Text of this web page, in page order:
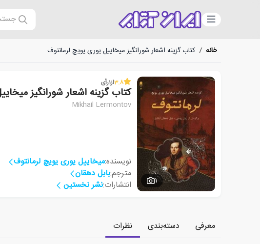
دسته‌بندی
خانه / کتاب گزینه اشعار شورانگیز میخاییل یوری یویچ لرمانتوف
1
3.8از1رأی
کتاب گزینه اشعار شورانگیز
Mikhail Lermontov
نویسنده:میخاییل یوری یویچ لرمانتوف
مترجم:بابل دهقان
انتشارات:نشر نخستین
معرفی دسته‌بندی
نظرات